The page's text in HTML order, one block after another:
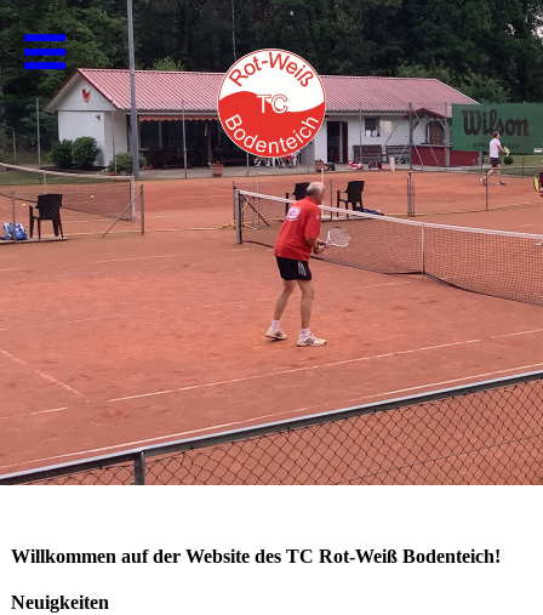
Willkommen auf der Website des TC Rot-Weiß Bodenteich!
Neuigkeiten